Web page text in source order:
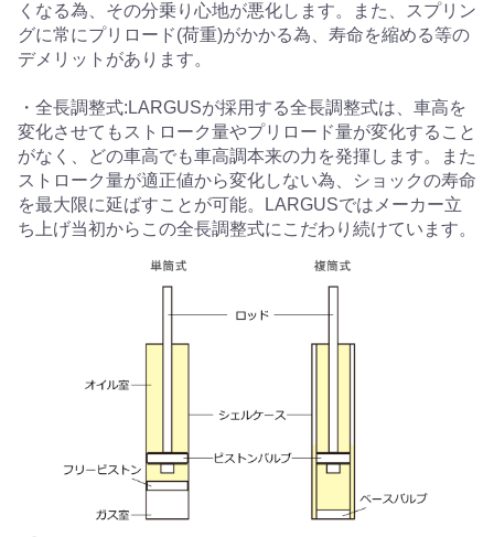
くなる為、その分乗り心地が悪化します。また、スプリン
グに常にプリロード(荷重)がかかる為、寿命を縮める等の
デメリットがあります。
・全長調整式:LARGUSが採用する全長調整式は、車高を
変化させてもストローク量やプリロード量が変化すること
がなく、どの車高でも車高調本来の力を発揮します。また
ストローク量が適正値から変化しない為、ショックの寿命
を最大限に延ばすことが可能。LARGUSではメーカー立
ち上げ当初からこの全長調整式にこだわり続けています。